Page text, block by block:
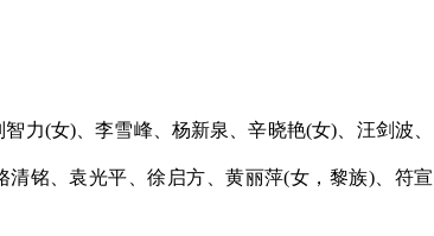
(女)、李雪峰、杨新泉、辛晓艳(女)、汪剑波、
铭、袁光平、徐启方、黄丽萍(女，黎族)、符宣